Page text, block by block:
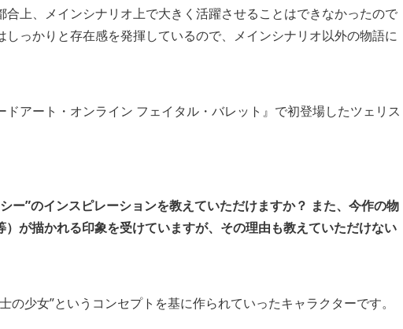
上、メインシナリオ上で大きく活躍させることはできなかったので
っかりと存在感を発揮しているので、メインシナリオ以外の物語に
アート・オンライン フェイタル・バレット』で初登場したツェリス
ー”のインスピレーションを教えていただけますか？ また、今作の物
）が描かれる印象を受けていますが、その理由も教えていただけない
の少女”というコンセプトを基に作られていったキャラクターです。